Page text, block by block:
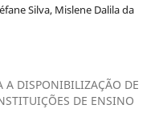
Silva, Mislene Dalila da
A DISPONIBILIZAÇÃO DE
DE ENSINO